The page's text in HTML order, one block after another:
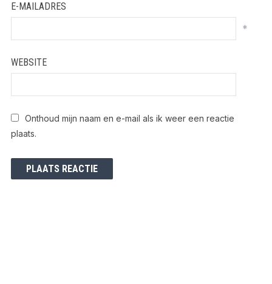
E-MAILADRES
*
WEBSITE
Onthoud mijn naam en e-mail als ik weer een reactie
plaats.